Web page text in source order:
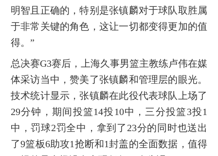
明智且正确的，特别是张镇麟对于球队取胜属
于非常关键的角色，这让一切都变得更加的值
得。”
总决赛G3赛后，上海久事男篮主教练卢伟在媒
体采访当中，赞美了张镇麟和管理层的眼光。
技术统计显示，张镇麟在此役代表球队上场了
29分钟，期间投篮14投10中，三分投篮3投1
中，罚球2罚全中，拿到了23分的同时也送出
了9篮板6助攻1抢断和1封盖的全面数据，值得